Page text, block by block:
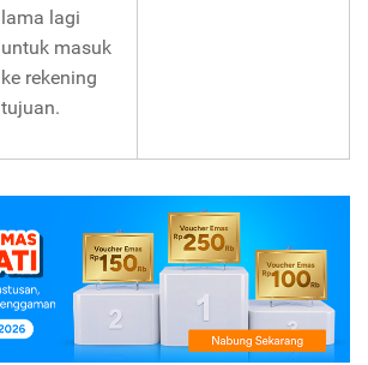
lama lagi
untuk masuk
ke rekening
tujuan.